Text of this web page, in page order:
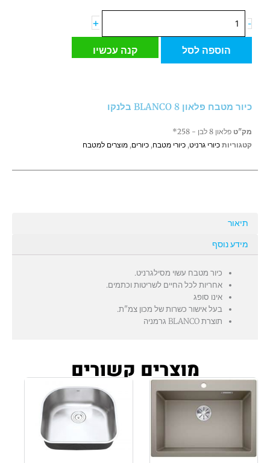
-
של
מטבח
בלנקו
+
הוספה לסל קנה עכשיו
כיור מטבח פלאון 8 BLANCO בלנקו
מק"ט פלאון 8 לבן - 258*
קטגוריות כיורי גרניט, כיורי מטבח, כיורים, מוצרים למטבח
תיאור
מידע נוסף
כיור מטבח עשוי מסילגרניט.
אחריות לכל החיים לשריטות וכתמים.
אינו סופג
בעל אישור כשרות של מכון צמ"ת.
תוצרת BLANCO גרמניה
מוצרים קשורים